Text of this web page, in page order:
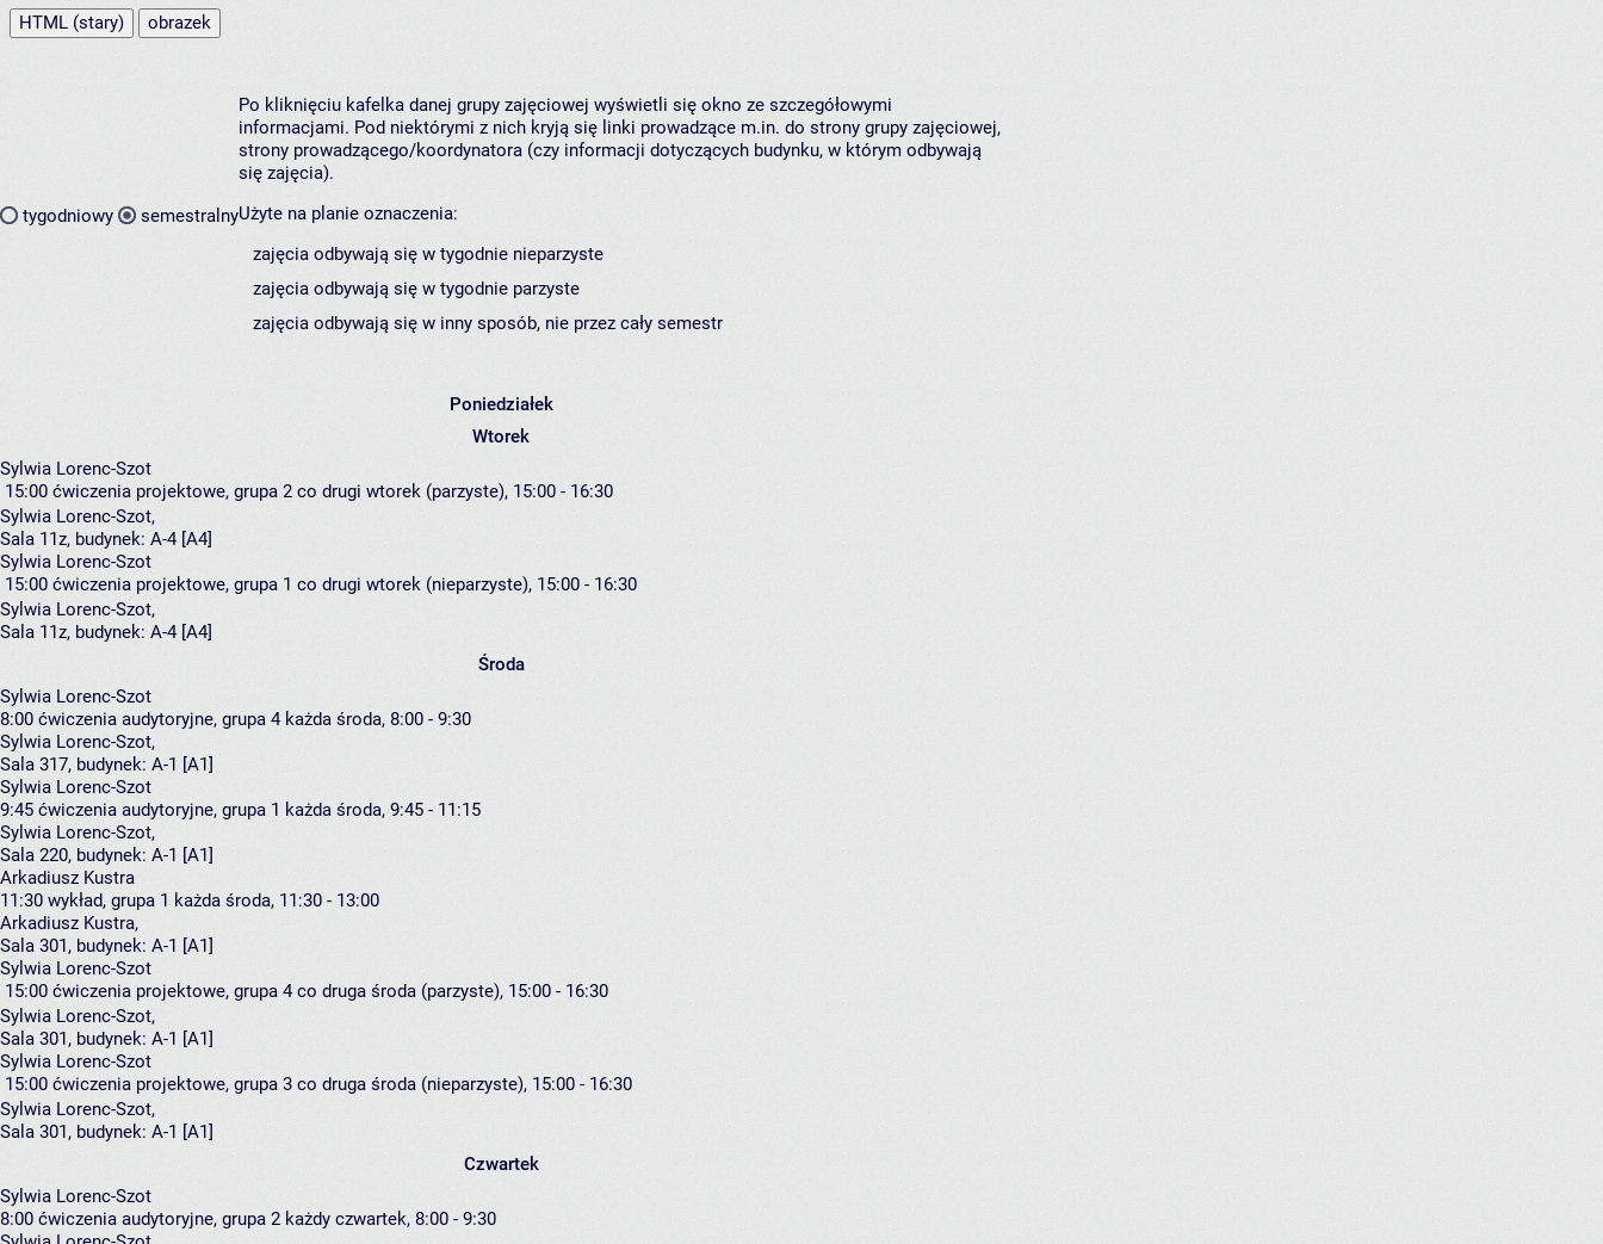
HTML (stary)
obrazek
tygodniowy semestralny
Po kliknięciu kafelka danej grupy zajęciowej wyświetli się okno ze szczegółowymi
informacjami. Pod niektórymi z nich kryją się linki prowadzące m.in. do strony grupy zajęciowej,
strony prowadzącego/koordynatora (czy informacji dotyczących budynku, w którym odbywają
się zajęcia).
Użyte na planie oznaczenia:
zajęcia odbywają się w tygodnie nieparzyste
zajęcia odbywają się w tygodnie parzyste
zajęcia odbywają się w inny sposób, nie przez cały semestr
Poniedziałek
Wtorek
Sylwia Lorenc-Szot
15:00 ćwiczenia projektowe, grupa 2 co drugi wtorek (parzyste), 15:00 - 16:30
Sylwia Lorenc-Szot,
Sala 11z, budynek: A-4 [A4]
Sylwia Lorenc-Szot
15:00 ćwiczenia projektowe, grupa 1 co drugi wtorek (nieparzyste), 15:00 - 16:30
Sylwia Lorenc-Szot,
Sala 11z, budynek: A-4 [A4]
Środa
Sylwia Lorenc-Szot
8:00 ćwiczenia audytoryjne, grupa 4 każda środa, 8:00 - 9:30
Sylwia Lorenc-Szot,
Sala 317, budynek: A-1 [A1]
Sylwia Lorenc-Szot
9:45 ćwiczenia audytoryjne, grupa 1 każda środa, 9:45 - 11:15
Sylwia Lorenc-Szot,
Sala 220, budynek: A-1 [A1]
Arkadiusz Kustra
11:30 wykład, grupa 1 każda środa, 11:30 - 13:00
Arkadiusz Kustra,
Sala 301, budynek: A-1 [A1]
Sylwia Lorenc-Szot
15:00 ćwiczenia projektowe, grupa 4 co druga środa (parzyste), 15:00 - 16:30
Sylwia Lorenc-Szot,
Sala 301, budynek: A-1 [A1]
Sylwia Lorenc-Szot
15:00 ćwiczenia projektowe, grupa 3 co druga środa (nieparzyste), 15:00 - 16:30
Sylwia Lorenc-Szot,
Sala 301, budynek: A-1 [A1]
Czwartek
Sylwia Lorenc-Szot
8:00 ćwiczenia audytoryjne, grupa 2 każdy czwartek, 8:00 - 9:30